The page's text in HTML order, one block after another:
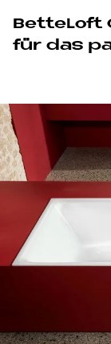
Bet­teL­oft
für das